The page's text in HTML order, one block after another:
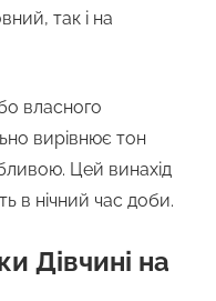
так і на
власного
вирівнює тон
Цей винахід
в нічний час доби.
Дівчині на